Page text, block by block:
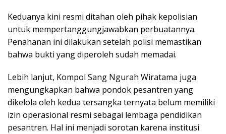
Keduanya kini resmi ditahan oleh pihak kepolisian
untuk mempertanggungjawabkan perbuatannya.
Penahanan ini dilakukan setelah polisi memastikan
bahwa bukti yang diperoleh sudah memadai.
Lebih lanjut, Kompol Sang Ngurah Wiratama juga
mengungkapkan bahwa pondok pesantren yang
dikelola oleh kedua tersangka ternyata belum memiliki
izin operasional resmi sebagai lembaga pendidikan
pesantren. Hal ini menjadi sorotan karena institusi